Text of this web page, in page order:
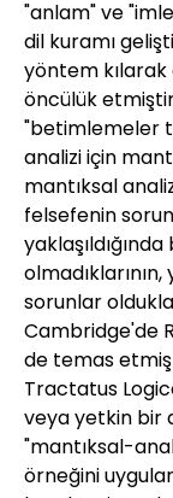
"anlam" ve
dil kuramı
yöntem
öncülük
"betimlemeler
analizi için
mantıksal
felsefenin
sorunlar
Cambridge'de
de temas
Tractatus
veya yetkin bir
"mantıksal-
örneğini